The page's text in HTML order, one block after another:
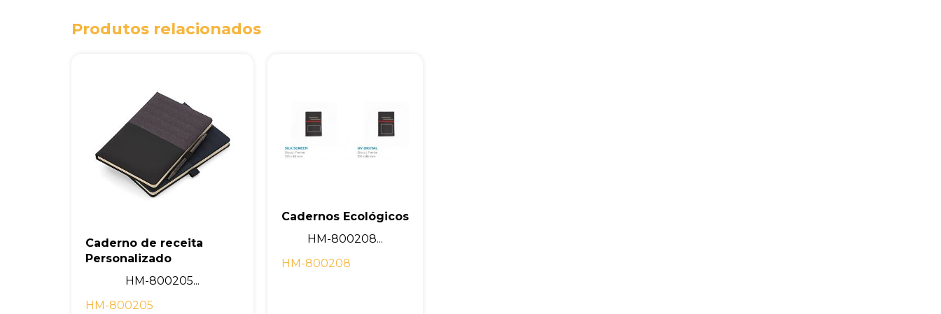
Produtos relacionados
Caderno de receita
Personalizado
HM-800205...
HM-800205
Cadernos Ecológicos
HM-800208...
HM-800208